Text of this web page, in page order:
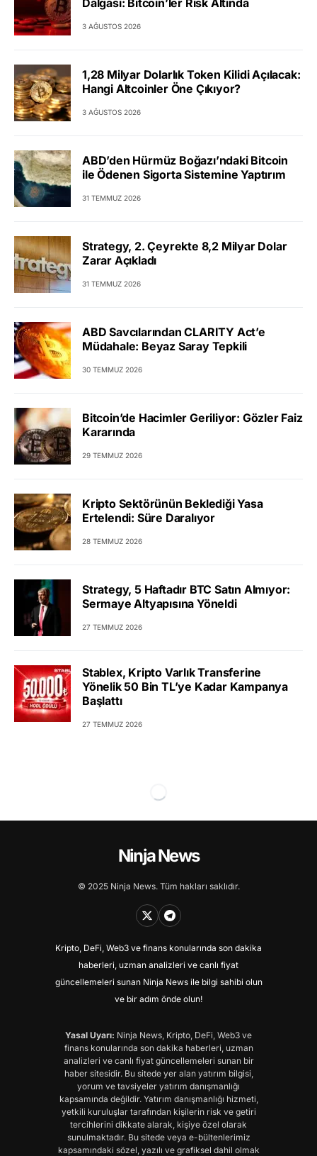
Dalgası: Bitcoin’ler Risk Altında
3 AĞUSTOS 2026
1,28 Milyar Dolarlık Token Kilidi Açılacak:
Hangi Altcoinler Öne Çıkıyor?
3 AĞUSTOS 2026
ABD’den Hürmüz Boğazı’ndaki Bitcoin
ile Ödenen Sigorta Sistemine Yaptırım
31 TEMMUZ 2026
Strategy, 2. Çeyrekte 8,2 Milyar Dolar
Zarar Açıkladı
31 TEMMUZ 2026
ABD Savcılarından CLARITY Act’e
Müdahale: Beyaz Saray Tepkili
30 TEMMUZ 2026
Bitcoin’de Hacimler Geriliyor: Gözler Faiz
Kararında
29 TEMMUZ 2026
Kripto Sektörünün Beklediği Yasa
Ertelendi: Süre Daralıyor
28 TEMMUZ 2026
Strategy, 5 Haftadır BTC Satın Almıyor:
Sermaye Altyapısına Yöneldi
27 TEMMUZ 2026
Stablex, Kripto Varlık Transferine
Yönelik 50 Bin TL’ye Kadar Kampanya
Başlattı
27 TEMMUZ 2026
Ninja News
© 2025 Ninja News. Tüm hakları saklıdır.
Kripto, DeFi, Web3 ve finans konularında son dakika
haberleri, uzman analizleri ve canlı fiyat
güncellemeleri sunan Ninja News ile bilgi sahibi olun
ve bir adım önde olun!
Yasal Uyarı: Ninja News, Kripto, DeFi, Web3 ve
finans konularında son dakika haberleri, uzman
analizleri ve canlı fiyat güncellemeleri sunan bir
haber sitesidir. Bu sitede yer alan yatırım bilgisi,
yorum ve tavsiyeler yatırım danışmanlığı
kapsamında değildir. Yatırım danışmanlığı hizmeti,
yetkili kuruluşlar tarafından kişilerin risk ve getiri
tercihlerini dikkate alarak, kişiye özel olarak
sunulmaktadır. Bu sitede veya e-bültenlerimiz
kapsamındaki sözel, yazılı ve grafiksel dahil olmak